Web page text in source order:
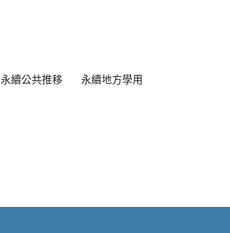
永續公共推移 永續地方學用